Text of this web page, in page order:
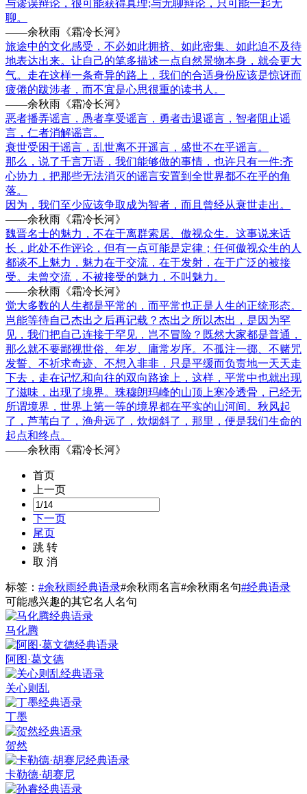
与谬误辩论，很可能获得真理;与无聊辩论，只可能一起无
聊。
——余秋雨《霜冷长河》
旅途中的文化感受，不必如此拥挤、如此密集、如此迫不及待
地表达出来。让自己的笔多描述一点自然景物本身，就会更大
气。走在这样一条奇异的路上，我们的合适身份应该是惊讶而
疲倦的跋涉者，而不宜是心思很重的读书人。
——余秋雨《霜冷长河》
恶者播弄谣言，愚者享受谣言，勇者击退谣言，智者阻止谣
言，仁者消解谣言。
衰世受困于谣言，乱世离不开遥言，盛世不在乎谣言。
那么，说了千言万语，我们能够做的事情，也许只有一件:齐
心协力，把那些无法消灭的谣言安置到全世界都不在乎的角
落。
因为，我们至少应该争取成为智者，而且曾经从衰世走出。
——余秋雨《霜冷长河》
魏晋名士的魅力，不在于离群索居、傲视众生。这事说来话
长，此处不作评论，但有一点可能是定律；任何傲视众生的人
都谈不上魅力，魅力在于交流，在于发射，在于广泛的被接
受。未曾交流，不被接受的魅力，不叫魅力。
——余秋雨《霜冷长河》
觉大多数的人生都是平常的，而平常也正是人生的正统形态。
岂能等待自己杰出之后再记载？杰出之所以杰出，是因为罕
见，我们把自己连接于罕见，岂不冒险？既然大家都是普通，
那么就不要鄙视世俗、年岁、庸常岁序。不孤注一掷、不赌咒
发誓、不祈求奇迹、不想入非非，只是平缓而负责地一天天走
下去，走在记忆和向往的双向路途上，这样，平常中也就出现
了滋味，出现了境界。珠穆朗玛峰的山顶上寒冷透骨，已经无
所谓境界，世界上第一等的境界都在平实的山河间。秋风起
了，芦苇白了，渔舟远了，炊烟斜了，那里，便是我们生命的
起点和终点。
——余秋雨《霜冷长河》
首页
上一页
下一页
尾页
跳 转
取 消
标签： #余秋雨经典语录#余秋雨名言#余秋雨名句#经典语录
可能感兴趣的其它名人名句
马化腾
阿图·葛文德
关心则乱
丁墨
贺然
卡勒德·胡赛尼